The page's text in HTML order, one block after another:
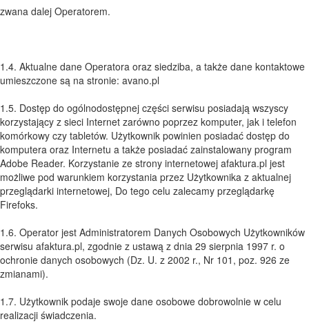
zwana dalej Operatorem.
1.4. Aktualne dane Operatora oraz siedziba, a także dane kontaktowe
umieszczone są na stronie: avano.pl
1.5. Dostęp do ogólnodostępnej części serwisu posiadają wszyscy
korzystający z sieci Internet zarówno poprzez komputer, jak i telefon
komórkowy czy tabletów. Użytkownik powinien posiadać dostęp do
komputera oraz Internetu a także posiadać zainstalowany program
Adobe Reader. Korzystanie ze strony internetowej afaktura.pl jest
możliwe pod warunkiem korzystania przez Użytkownika z aktualnej
przeglądarki internetowej, Do tego celu zalecamy przeglądarkę
Firefoks.
1.6. Operator jest Administratorem Danych Osobowych Użytkowników
serwisu afaktura.pl, zgodnie z ustawą z dnia 29 sierpnia 1997 r. o
ochronie danych osobowych (Dz. U. z 2002 r., Nr 101, poz. 926 ze
zmianami).
1.7. Użytkownik podaje swoje dane osobowe dobrowolnie w celu
realizacji świadczenia.